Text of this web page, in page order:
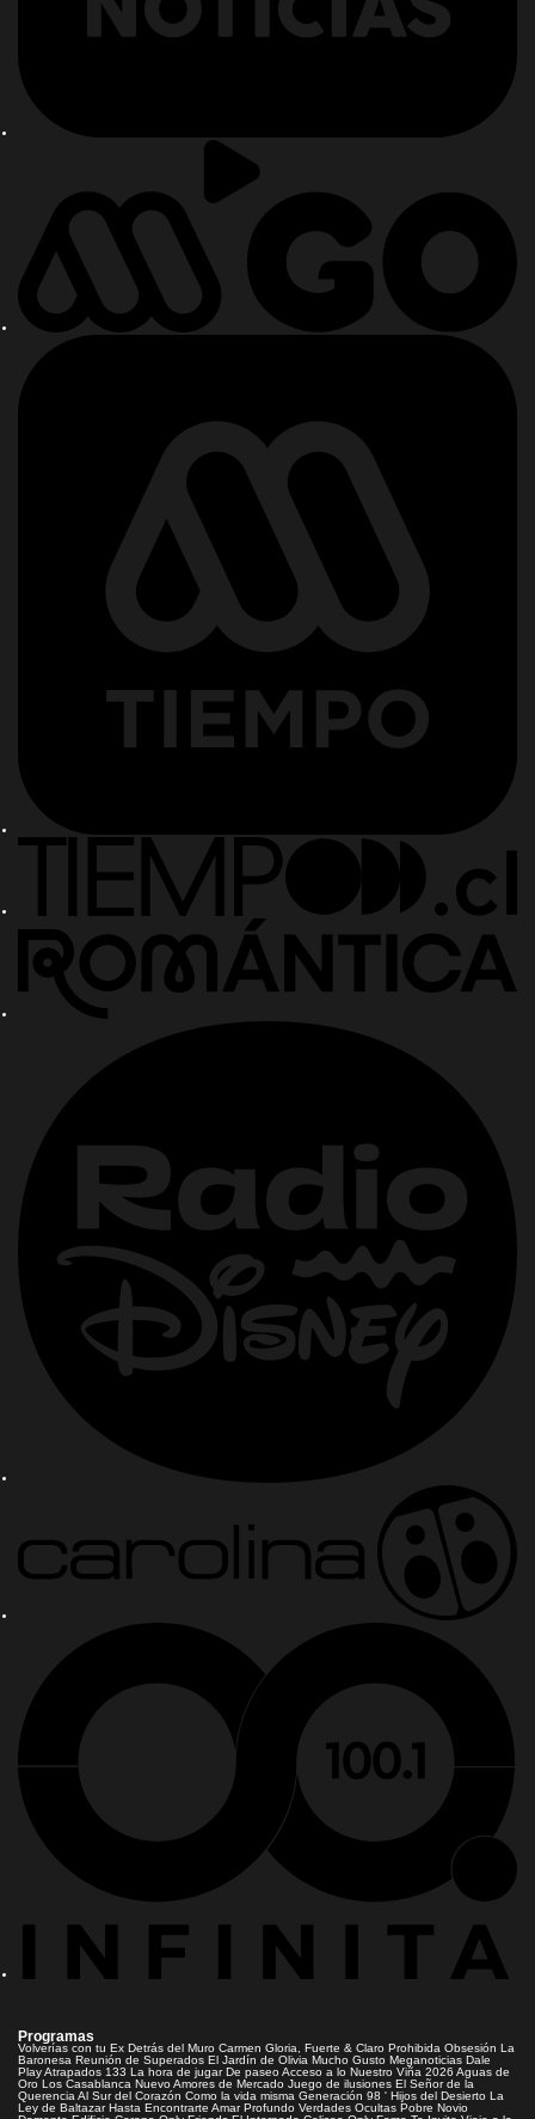
Programas
Volverías con tu Ex Detrás del Muro Carmen Gloria, Fuerte & Claro Prohibida Obsesión La
Baronesa Reunión de Superados El Jardín de Olivia Mucho Gusto Meganoticias Dale
PlayAtrapados 133 La hora de jugar De paseoAcceso a lo Nuestro Viña 2026 Aguas de
Oro Los Casablanca Nuevo Amores de Mercado Juego de ilusiones El Señor de la
Querencia Al Sur del Corazón Como la vida misma Generación 98 ' Hijos del Desierto La
Ley de Baltazar Hasta Encontrarte Amar Profundo Verdades Ocultas Pobre Novio